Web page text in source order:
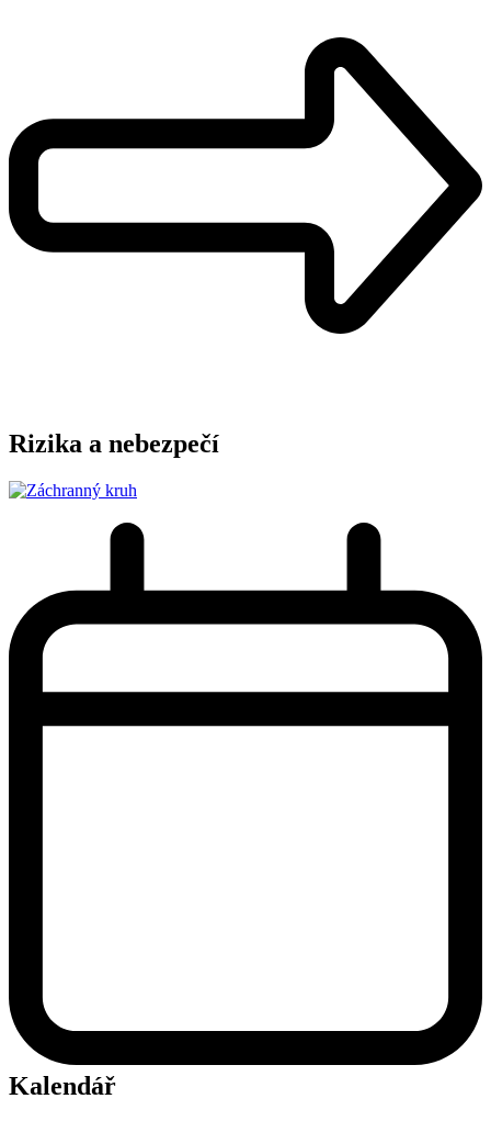
Rizika a nebezpečí
Kalendář